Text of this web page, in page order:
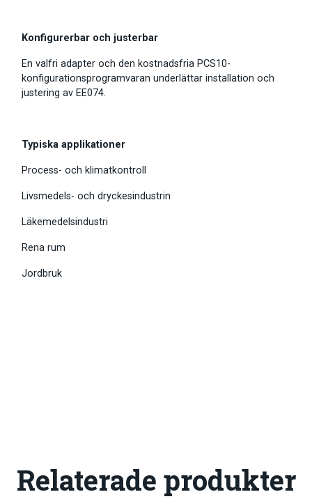
Konfigurerbar och justerbar
En valfri adapter och den kostnadsfria PCS10-
konfigurationsprogramvaran underlättar installation och
justering av EE074.
Typiska applikationer
Process- och klimatkontroll
Livsmedels- och dryckesindustrin
Läkemedelsindustri
Rena rum
Jordbruk
Relaterade produkter